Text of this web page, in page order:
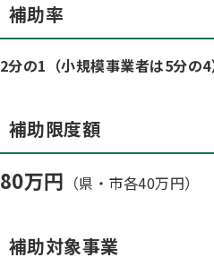
補助率
2分の1（小規模事業者は5分の4
補助限度額
80万円 （県・市各40万円）
補助対象事業